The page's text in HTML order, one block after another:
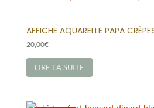
AFFICHE AQUARELLE PAPA
20,00€
LIRE LA SUITE